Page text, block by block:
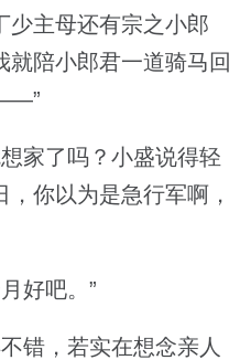
少主母还有宗之小郎
就陪小郎君一道骑马回
家了吗？小盛说得轻
你以为是急行军啊，
好吧。”
错，若实在想念亲人